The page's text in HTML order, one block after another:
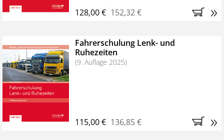
128,00 € 152,32 € »
Fahrerschulung Lenk- und
Ruhezeiten
(9. Auflage 2025)
115,00 € 136,85 € »